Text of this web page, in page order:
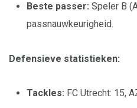
Beste passer: Speler B
passnauwkeurigheid.
Defensieve statistieken:
Tackles: FC Utrecht: 15,